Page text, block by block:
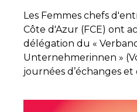
Les Femmes chefs
Côte d'Azur (FCE) ont
délégation du «
Unternehmerinnen »
journées d’échanges et